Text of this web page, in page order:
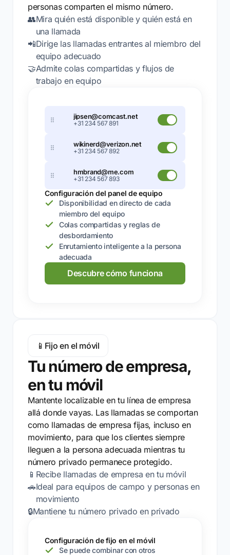
personas comparten el mismo número.
👥Mira quién está disponible y quién está en
una llamada
📲Dirige las llamadas entrantes al miembro del
equipo adecuado
🤝Admite colas compartidas y flujos de
trabajo en equipo
jipsen@comcast.net
+31 234 567 891
wikinerd@verizon.net
+31 234 567 892
hmbrand@me.com
+31 234 567 893
Configuración del panel de equipo
Disponibilidad en directo de cada
miembro del equipo
Colas compartidas y reglas de
desbordamiento
Enrutamiento inteligente a la persona
adecuada
Descubre cómo funciona
📱 Fijo en el móvil
Tu número de empresa,
en tu móvil
Mantente localizable en tu línea de empresa
allá donde vayas. Las llamadas se comportan
como llamadas de empresa fijas, incluso en
movimiento, para que los clientes siempre
lleguen a la persona adecuada mientras tu
número privado permanece protegido.
📱 Recibe llamadas de empresa en tu móvil
🚗Ideal para equipos de campo y personas en
movimiento
🔒Mantiene tu número privado en privado
Configuración de fijo en el móvil
Se puede combinar con otros